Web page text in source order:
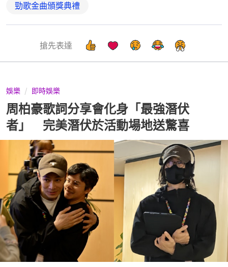
勁歌金曲頒獎典禮
搶先表達
娛樂 即時娛樂
周柏豪歌詞分享會化身「最強潛伏
者」 完美潛伏於活動場地送驚喜